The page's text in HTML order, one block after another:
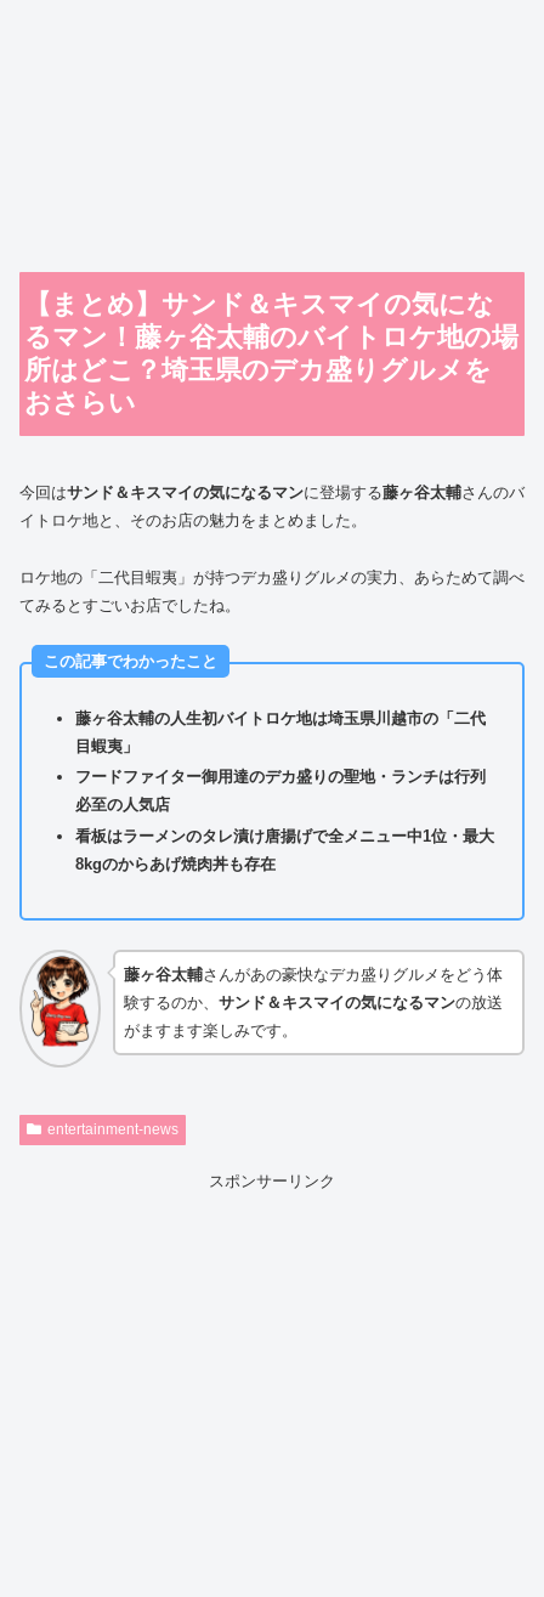
【まとめ】サンド＆キスマイの気にな
るマン！藤ヶ谷太輔のバイトロケ地の場
所はどこ？埼玉県のデカ盛りグルメを
おさらい
今回はサンド＆キスマイの気になるマンに登場する藤ヶ谷太輔さんのバ
イトロケ地と、そのお店の魅力をまとめました。
ロケ地の「二代目蝦夷」が持つデカ盛りグルメの実力、あらためて調べ
てみるとすごいお店でしたね。
この記事でわかったこと
藤ヶ谷太輔の人生初バイトロケ地は埼玉県川越市の「二代
目蝦夷」
フードファイター御用達のデカ盛りの聖地・ランチは行列
必至の人気店
看板はラーメンのタレ漬け唐揚げで全メニュー中1位・最大
8kgのからあげ焼肉丼も存在
藤ヶ谷太輔さんがあの豪快なデカ盛りグルメをどう体
験するのか、 サンド＆キスマイの気になるマンの放送
がますます楽しみです。
entertainment-news
スポンサーリンク